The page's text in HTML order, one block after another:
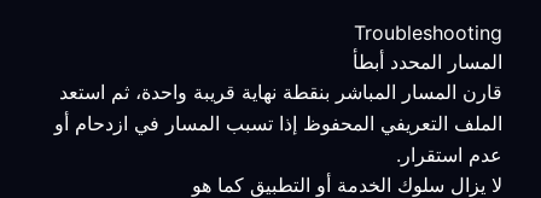
Troubleshooting
المسار المحدد أبطأ
قارن المسار المباشر بنقطة نهاية قريبة واحدة، ثم استعد
الملف التعريفي المحفوظ إذا تسبب المسار في ازدحام أو
عدم استقرار.
لا يزال سلوك الخدمة أو التطبيق كما هو